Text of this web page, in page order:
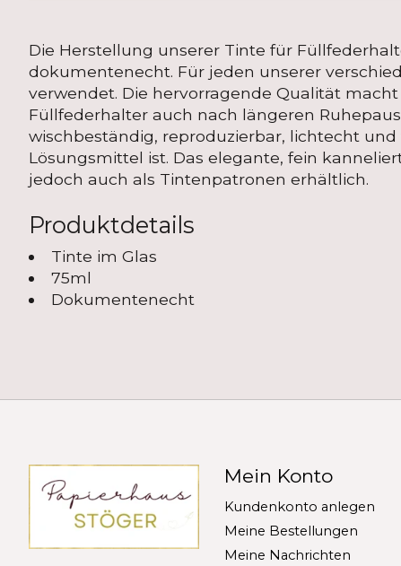
Die Herstellung unserer Tinte für
dokumentenecht. Für jeden unserer
verwendet. Die hervorragende Qualität
Füllfederhalter auch nach längeren
wischbeständig, reproduzierbar, lichtecht
Lösungsmittel ist. Das elegante, fein
jedoch auch als Tintenpatronen erhältlich.
Produktdetails
Tinte im Glas
75ml
Dokumentenecht
Mein Konto
Kundenkonto anlegen
Meine Bestellungen
Meine Nachrichten